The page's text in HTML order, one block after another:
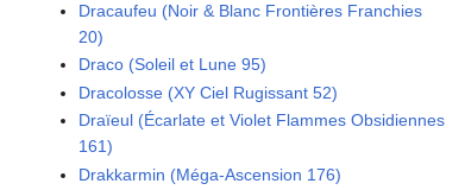
Dracaufeu (Noir & Blanc Frontières Franchies
20)
Draco (Soleil et Lune 95)
Dracolosse (XY Ciel Rugissant 52)
Draïeul (Écarlate et Violet Flammes Obsidiennes
161)
Drakkarmin (Méga-Ascension 176)